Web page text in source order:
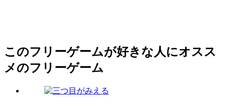
このフリーゲームが好きな人にオスス
メのフリーゲーム